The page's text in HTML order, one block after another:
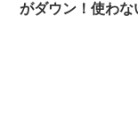
がダウン！使わな